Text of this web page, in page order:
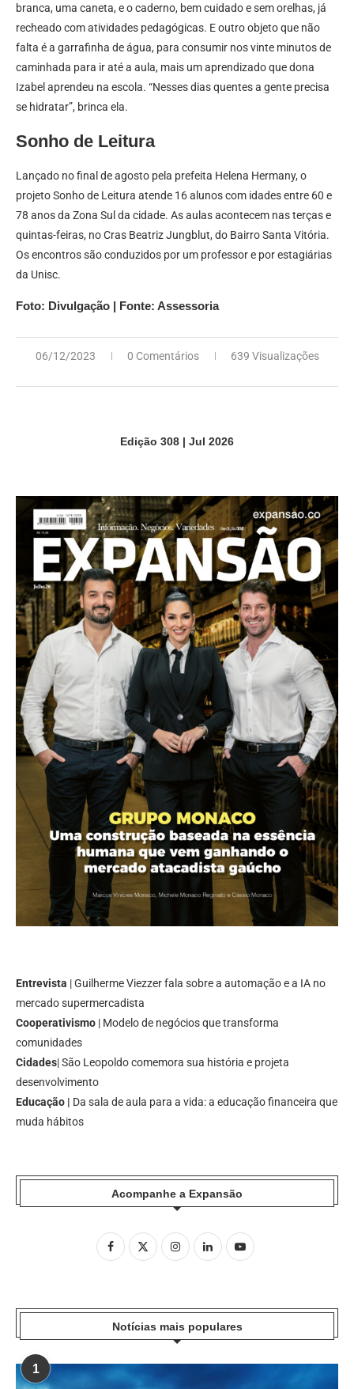
branca, uma caneta, e o caderno, bem cuidado e sem orelhas, já
recheado com atividades pedagógicas. E outro objeto que não
falta é a garrafinha de água, para consumir nos vinte minutos de
caminhada para ir até a aula, mais um aprendizado que dona
Izabel aprendeu na escola. “Nesses dias quentes a gente precisa
se hidratar”, brinca ela.
Sonho de Leitura
Lançado no final de agosto pela prefeita Helena Hermany, o
projeto Sonho de Leitura atende 16 alunos com idades entre 60 e
78 anos da Zona Sul da cidade. As aulas acontecem nas terças e
quintas-feiras, no Cras Beatriz Jungblut, do Bairro Santa Vitória.
Os encontros são conduzidos por um professor e por estagiárias
da Unisc.
Foto: Divulgação | Fonte: Assessoria
06/12/2023 0 Comentários 639 Visualizações
Edição 308 | Jul 2026
Entrevista | Guilherme Viezzer fala sobre a automação e a IA no
mercado supermercadista
Cooperativismo | Modelo de negócios que transforma
comunidades
Cidades| São Leopoldo comemora sua história e projeta
desenvolvimento
Educação | Da sala de aula para a vida: a educação financeira que
muda hábitos
Acompanhe a Expansão
Notícias mais populares
1